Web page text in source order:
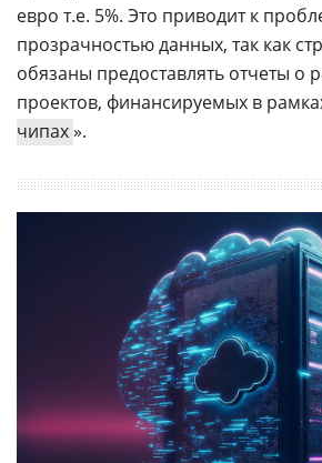
евро т.е. 5%. Это приводит к
прозрачностью данных, так как
обязаны предоставлять отчеты о
проектов, финансируемых в
чипах».